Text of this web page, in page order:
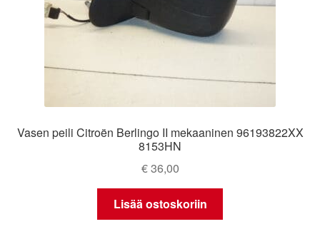
Vasen peili Citroën Berlingo II mekaaninen 96193822XX
8153HN
€36,00
Lisää ostoskoriin